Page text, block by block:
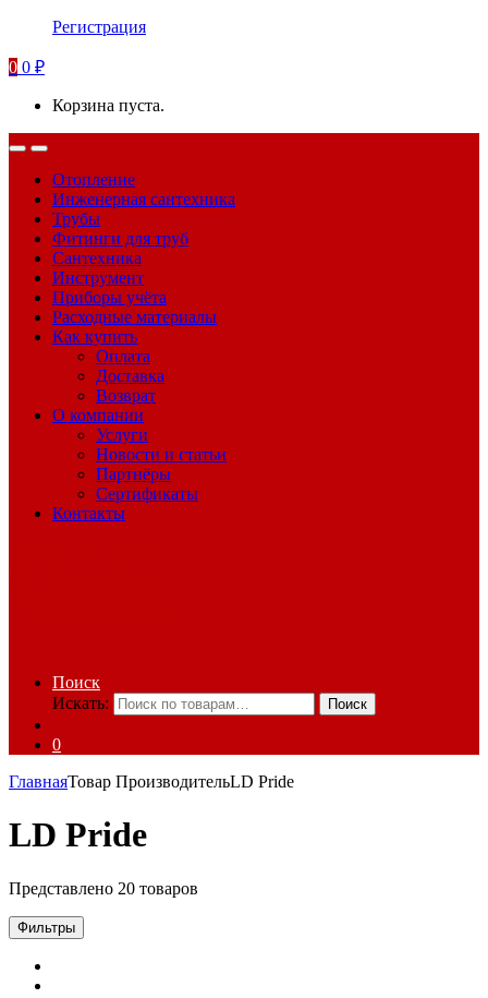
Регистрация
0 0 ₽
Корзина пуста.
Отопление
Инженерная сантехника
Трубы
Фитинги для труб
Сантехника
Инструмент
Приборы учёта
Расходные материалы
Как купить
Оплата
Доставка
Возврат
О компании
Услуги
Новости и статьи
Партнёры
Сертификаты
Контакты
Поиск
Искать:
Поиск
0
ГлавнаяТовар ПроизводительLD Pride
LD Pride
Представлено 20 товаров
Фильтры